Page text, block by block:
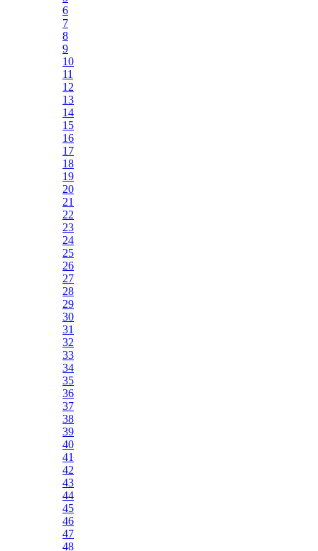
6
7
8
9
10
11
12
13
14
15
16
17
18
19
20
21
22
23
24
25
26
27
28
29
30
31
32
33
34
35
36
37
38
39
40
41
42
43
44
45
46
47
48